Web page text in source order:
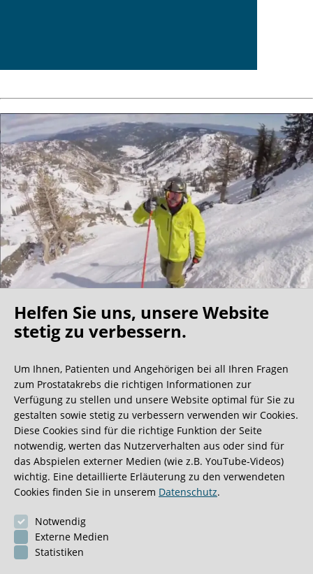
Oh what a ride!
Wir bekommen ja viele tolle Gästebucheinträge,
aber dieser ist doch sehr ungewöhnlich.
0:40 Minuten
Helfen Sie uns, unsere Website
stetig zu verbessern.
Um Ihnen, Patienten und Angehörigen bei all Ihren Fragen
zum Prostatakrebs die richtigen Informationen zur
Verfügung zu stellen und unsere Website optimal für Sie zu
gestalten sowie stetig zu verbessern verwenden wir Cookies.
Diese Cookies sind für die richtige Funktion der Seite
notwendig, werten das Nutzerverhalten aus oder sind für
das Abspielen externer Medien (wie z.B. YouTube-Videos)
wichtig. Eine detaillierte Erläuterung zu den verwendeten
Cookies finden Sie in unserem Datenschutz.
Notwendig
Externe Medien
Statistiken